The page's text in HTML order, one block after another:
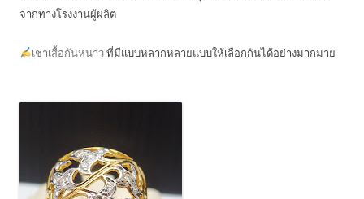
จากทางโรงงานผู้ผลิต
เช่าเสื้อกันหนาวที่มีแบบหลากหลายแบบให้เลือกกันได้อย่างมากมาย